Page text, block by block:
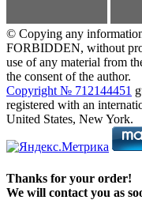
© Copying any
FORBIDDEN, without
use of any material from
the consent of the author.
Copyright № 712144451
registered with an
United States, New York.
Thanks for your order!
We will contact you as